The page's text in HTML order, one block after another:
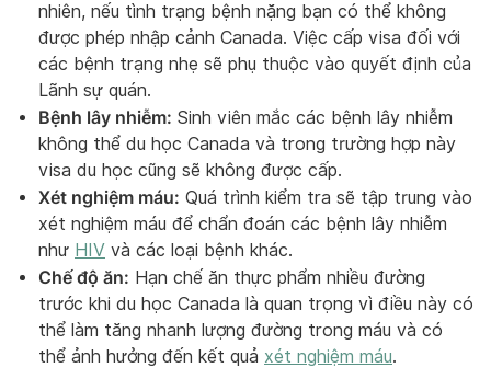
nhiên, nếu tình trạng bệnh nặng bạn có thể không
được phép nhập cảnh Canada. Việc cấp visa đối với
các bệnh trạng nhẹ sẽ phụ thuộc vào quyết định của
Lãnh sự quán.
Bệnh lây nhiễm: Sinh viên mắc các bệnh lây nhiễm
không thể du học Canada và trong trường hợp này
visa du học cũng sẽ không được cấp.
Xét nghiệm máu: Quá trình kiểm tra sẽ tập trung vào
xét nghiệm máu để chẩn đoán các bệnh lây nhiễm
như HIV và các loại bệnh khác.
Chế độ ăn: Hạn chế ăn thực phẩm nhiều đường
trước khi du học Canada là quan trọng vì điều này có
thể làm tăng nhanh lượng đường trong máu và có
thể ảnh hưởng đến kết quả xét nghiệm máu.